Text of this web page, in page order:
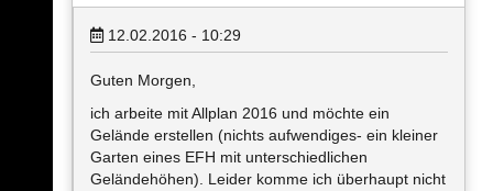
12.02.2016 - 10:29
Guten Morgen,
ich arbeite mit Allplan 2016 und möchte ein
Gelände erstellen (nichts aufwendiges- ein kleiner
Garten eines EFH mit unterschiedlichen
Geländehöhen). Leider komme ich überhaupt nicht